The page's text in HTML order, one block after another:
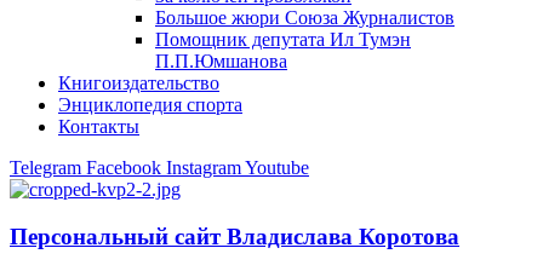
Большое жюри Союза Журналистов
Помощник депутата Ил Тумэн
П.П.Юмшанова
Книгоиздательство
Энциклопедия спорта
Контакты
Telegram Facebook InstagramYoutube
Персональный сайт Владислава Коротова